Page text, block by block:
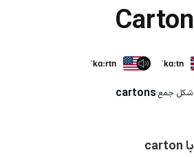
Carton
ˈkɑːrtn ˈkɑːtn
شکل جمع:cartons